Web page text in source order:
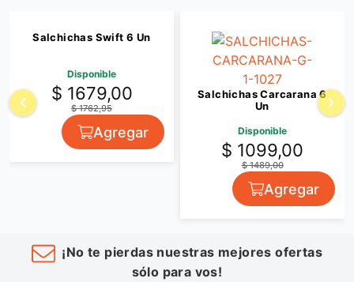
Salchichas Swift 6 Un
Disponible
$ 1679,00
$ 1762,95
Agregar
Salchichas Carcarana 6
Un
Disponible
$ 1099,00
$ 1489,00
Agregar
¡No te pierdas nuestras mejores ofertas
sólo para vos!